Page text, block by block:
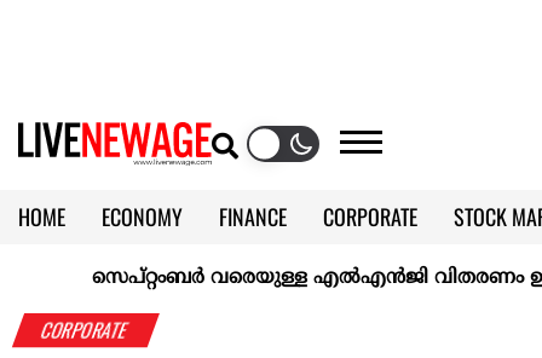
HOME ECONOMY FINANCE CORPORATE
STOCK
CALENDAR
KERALA @70
സെപ്റ്റംബർ വരെയുള്ള എൽഎൻജി വിതരണം
CORPORATE